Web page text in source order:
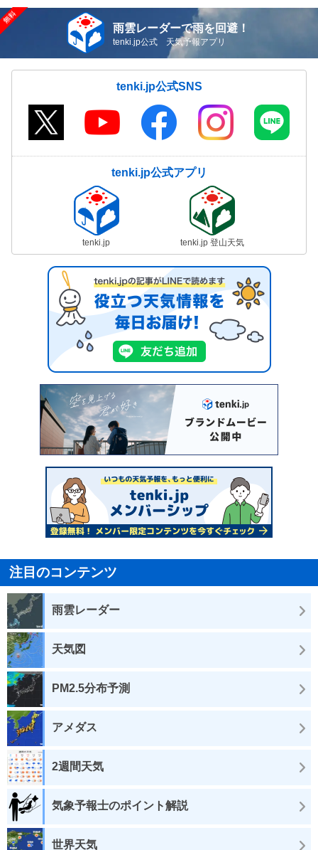
雨雲レーダーで雨を回避！
tenki.jp公式 天気予報アプリ
tenki.jp公式SNS
tenki.jp公式アプリ
tenki.jp tenki.jp 登山天気
注目のコンテンツ
雨雲レーダー
天気図
PM2.5分布予測
アメダス
2週間天気
気象予報士のポイント解説
世界天気